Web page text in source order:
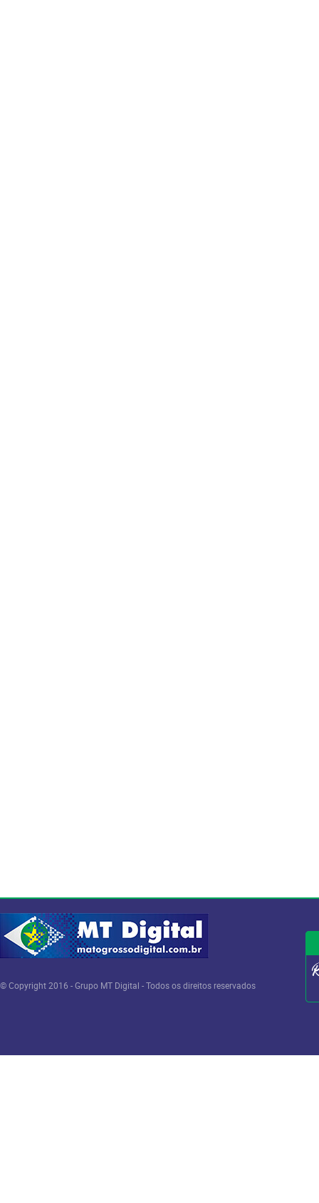
© Copyright 2016 - Grupo MT Digital - Todos os direitos reservados